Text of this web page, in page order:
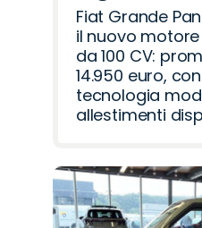
Fiat Grande
il nuovo
da 100 CV:
14.950 euro,
tecnologia
allestimenti